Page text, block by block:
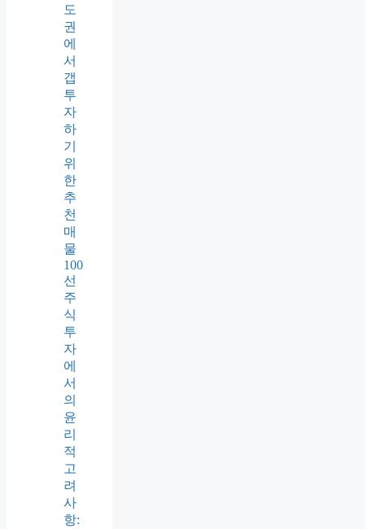
도
권
에
서
갭
투
자
하
기
위
한
추
천
매
물
100
선
주
식
투
자
에
서
의
윤
리
적
고
려
사
항: